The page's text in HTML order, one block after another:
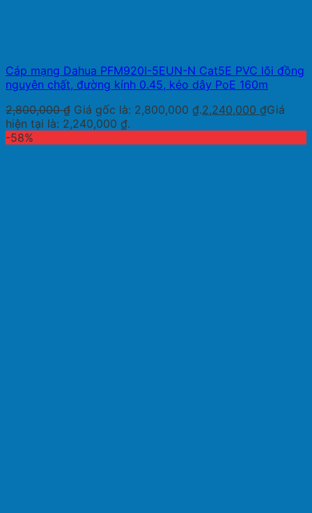
Cáp mạng Dahua PFM920I-5EUN-N Cat5E PVC lõi đồng
nguyên chất, đường kính 0.45, kéo dây PoE 160m
2,800,000₫ Giá gốc là: 2,800,000 ₫.2,240,000 ₫Giá
hiện tại là: 2,240,000 ₫.
-58%